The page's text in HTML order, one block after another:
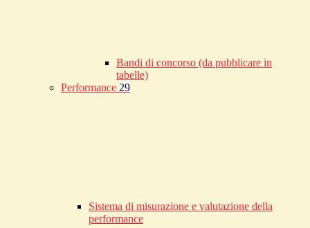
Bandi di concorso (da pubblicare in
tabelle)
Performance 29
Sistema di misurazione e valutazione della
performance